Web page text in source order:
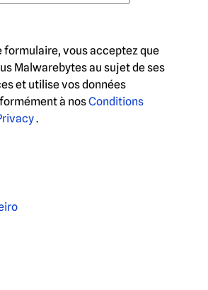
formulaire, vous acceptez que
Malwarebytes au sujet de ses
et utilise vos données
à nosConditions
.